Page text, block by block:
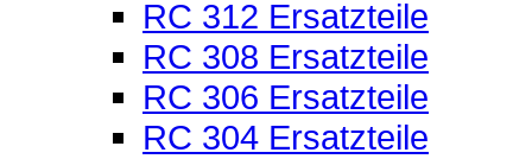
RC 312 Ersatzteile
RC 308 Ersatzteile
RC 306 Ersatzteile
RC 304 Ersatzteile